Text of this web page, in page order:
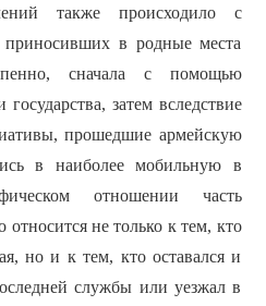
также происходило с
в родные места
сначала с помощью
затем вследствие
прошедшие армейскую
в наиболее мобильную в
отношении часть
относится не только к тем, кто
но и к тем, кто оставался и
службы или уезжал в